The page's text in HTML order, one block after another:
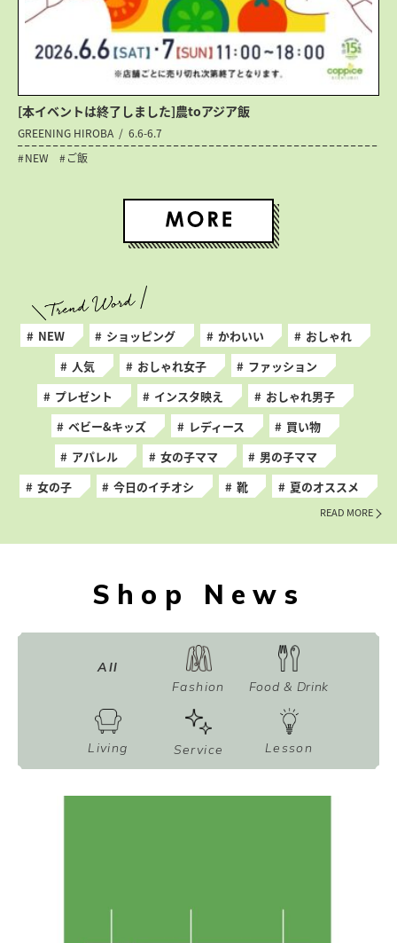
[本イベントは終了しました]農toアジア飯
GREENING HIROBA
6.6-6.7
NEW
ご飯
NEW ショッピング かわいい
おしゃれ
人気
おしゃれ女子
ファッション
プレゼント
インスタ映え
おしゃれ男子
ベビー&キッズ
レディース
買い物
アパレル
女の子ママ
男の子ママ
女の子
今日のイチオシ 靴 夏のオススメ
READ MORE
Shop News
All
Fashion
Food & Drink
Living Service Lesson